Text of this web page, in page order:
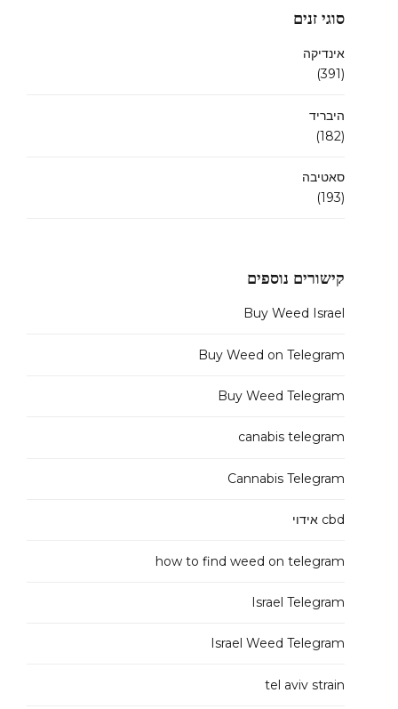
סוגי זנים
אינדיקה
(391)
היבריד
(182)
סאטיבה
(193)
קישורים נוספים
Buy Weed Israel
Buy Weed on Telegram
Buy Weed Telegram
canabis telegram
Cannabis Telegram
cbd אידוי
how to find weed on telegram
Israel Telegram
Israel Weed Telegram
tel aviv strain